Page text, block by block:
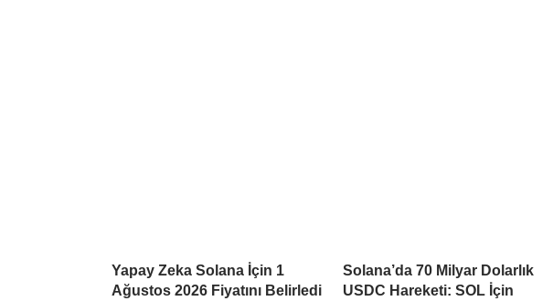
Yapay Zeka Solana İçin 1
Ağustos 2026 Fiyatını Belirledi
Solana’da 70 Milyar Dolarlık
USDC Hareketi: SOL İçin